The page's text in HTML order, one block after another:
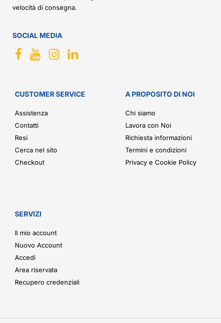
velocità di consegna.
SOCIAL MEDIA
CUSTOMER SERVICE
Assistenza
Contatti
Resi
Cerca nel sito
Checkout
A PROPOSITO DI NOI
Chi siamo
Lavora con Noi
Richiesta informazioni
Termini e condizioni
Privacy e Cookie Policy
SERVIZI
Il mio account
Nuovo Account
Accedi
Area riservata
Recupero credenziali